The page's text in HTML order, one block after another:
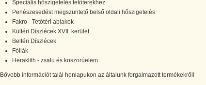
Speciális hőszigetelés tetőterekhez
Penészesedést megszüntető belső oldali hőszigetelés
Fakro - Tetőtéri ablakok
Kültéri Díszlécek XVII. kerület
Beltéri Díszlécek
Fóliák
Heraklith - zsalu és koszorúelem
Bővebb információt talál honlapukon az általunk forgalmazott termékekről!